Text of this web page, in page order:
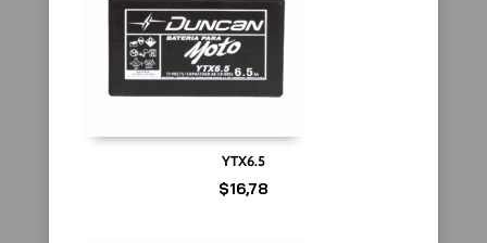
YTX6.5
$16,78